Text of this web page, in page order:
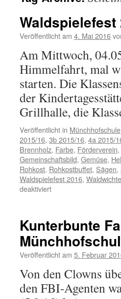
Waldspielefest
Veröffentlicht am 4. Mai 2016
Am Mittwoch,
Himmelfahrt, mal
starten. Die
der
Grillhalle, die
Veröffentlicht in Münchhofschule
2015/16, 3b 2015/16, 4a 2015/
Brennholz, Farbe, Förderverein,
Gemeinschaftsbild, Gemüse,
Rohkost, Rohkostbuffet, Sägen,
Waldspielefest 2016,
deaktiviertfür
Kunterbunte
Veröffentlicht am 5. Februar
Von den Clowns
den FBI-Agenten